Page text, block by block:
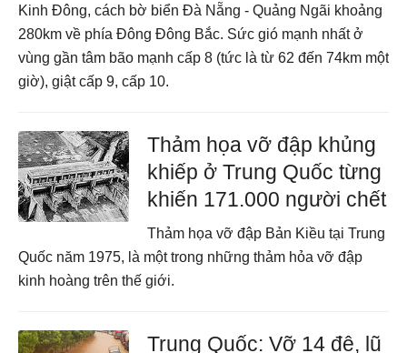
Kinh Đông, cách bờ biển Đà Nẵng - Quảng Ngãi khoảng
280km về phía Đông Đông Bắc. Sức gió mạnh nhất ở
vùng gần tâm bão mạnh cấp 8 (tức là từ 62 đến 74km một
giờ), giật cấp 9, cấp 10.
Thảm họa vỡ đập khủng
khiếp ở Trung Quốc từng
khiến 171.000 người chết
Thảm họa vỡ đập Bản Kiều tại Trung
Quốc năm 1975, là một trong những thảm hỏa vỡ đập
kinh hoàng trên thế giới.
Trung Quốc: Vỡ 14 đê, lũ